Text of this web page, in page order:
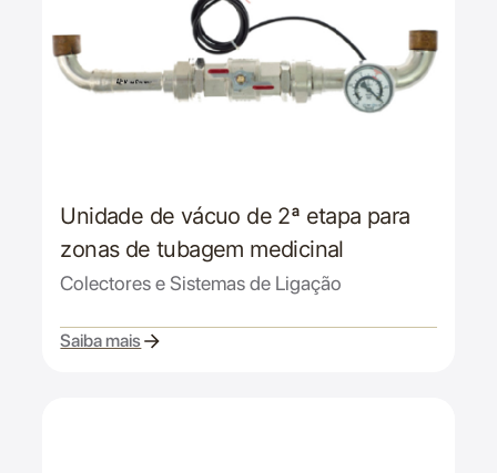
Unidade de vácuo de 2ª etapa para
zonas de tubagem medicinal
Colectores e Sistemas de Ligação
Saiba mais